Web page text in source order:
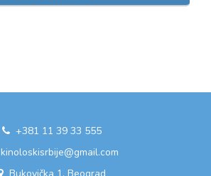
+381 11 39 33 555
kinoloskisrbije@gmail.com